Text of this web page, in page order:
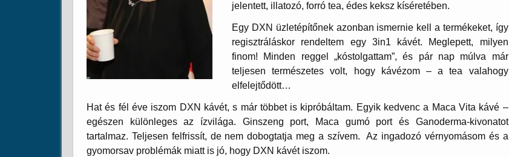
jelentett, illatozó, forró tea, édes keksz kíséretében.
Egy DXN üzletépítőnek azonban ismernie kell a termékeket, így
regisztráláskor rendeltem egy 3in1 kávét. Meglepett, milyen
finom! Minden reggel „kóstolgattam”, és pár nap múlva már
teljesen természetes volt, hogy kávézom – a tea valahogy
elfelejtődött…
Hat és fél éve iszom DXN kávét, s már többet is kipróbáltam. Egyik kedvenc a Maca Vita kávé –
egészen különleges az ízvilága. Ginszeng port, Maca gumó port és Ganoderma-kivonatot
tartalmaz. Teljesen felfrissít, de nem dobogtatja meg a szívem. Az ingadozó vérnyomásom és a
gyomorsav problémák miatt is jó, hogy DXN kávét iszom.